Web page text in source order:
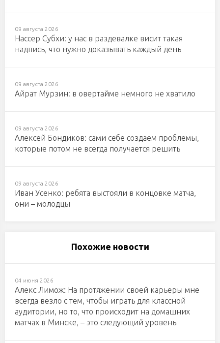
09 августа 2026
Нассер Субхи: у нас в раздевалке висит такая
надпись, что нужно доказывать каждый день
09 августа 2026
Айрат Мурзин: в овертайме немного не хватило
09 августа 2026
Алексей Бондиков: сами себе создаем проблемы,
которые потом не всегда получается решить
09 августа 2026
Иван Усенко: ребята выстояли в концовке матча,
они – молодцы
Похожие новости
04 июня 2026
Алекс Лимож: На протяжении своей карьеры мне
всегда везло с тем, чтобы играть для классной
аудитории, но то, что происходит на домашних
матчах в Минске, – это следующий уровень